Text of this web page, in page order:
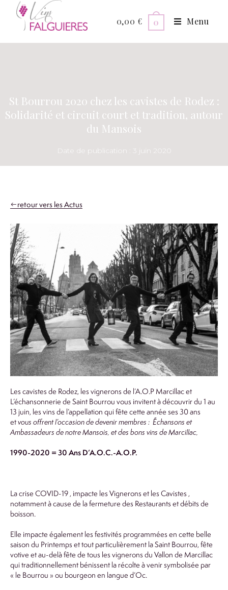
0,00 € 0 Menu
St Bourrou 2020 chez les cavistes de Rodez :
Solidarité et circuit court et tradition, autour
du Mansois
Date de publication : 3 juin 2020
retour vers les Actus
Les cavistes de Rodez, les vignerons de l’A.O.P Marcillac et
L’échansonnerie de Saint Bourrou vous invitent à découvrir du 1 au
13 juin, les vins de l’appellation qui fête cette année ses 30 ans
etvous offrent l’occasion de devenir membres : Échansons et
Ambassadeurs de notre Mansois, et des bons vins de Marcillac,
1990-2020 = 30 Ans D’A.O.C.-A.O.P.
La crise COVID-19 , impacte les Vignerons et les Cavistes ,
notamment à cause de la fermeture des Restaurants et débits de
boisson.
Elle impacte également les festivités programmées en cette belle
saison du Printemps et tout particulièrement la Saint Bourrou, fête
votive et au-delà fête de tous les vignerons du Vallon de Marcillac
qui traditionnellement bénissent la récolte à venir symbolisée par
« le Bourrou » ou bourgeon en langue d’Oc.